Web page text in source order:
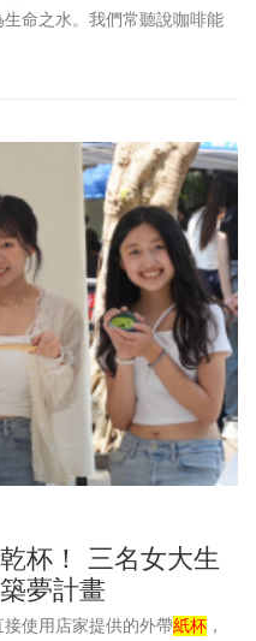
命之水。我們常聽說咖啡能
年發表的最新研究可能會讓
杯！ 三名女大生
夢計畫
使用店家提供的外帶紙杯 ，